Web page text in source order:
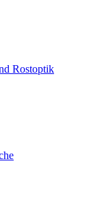
Rostoptik